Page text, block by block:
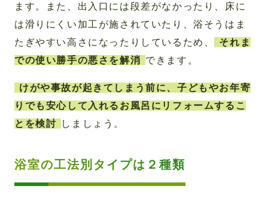
ます。また、出入口には段差がなかったり、床に
は滑りにくい加工が施されていたり、浴そうはま
たぎやすい高さになったりしているため、
それま
での使い勝手の悪さを解消 できます。
けがや事故が起きてしまう前に、子どもやお年寄
りでも安心して入れるお風呂にリフォームするこ
とを検討
しましょう。
浴室の工法別タイプは２種類